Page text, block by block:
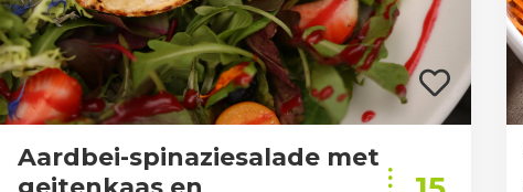
Aardbei-spinaziesalade met